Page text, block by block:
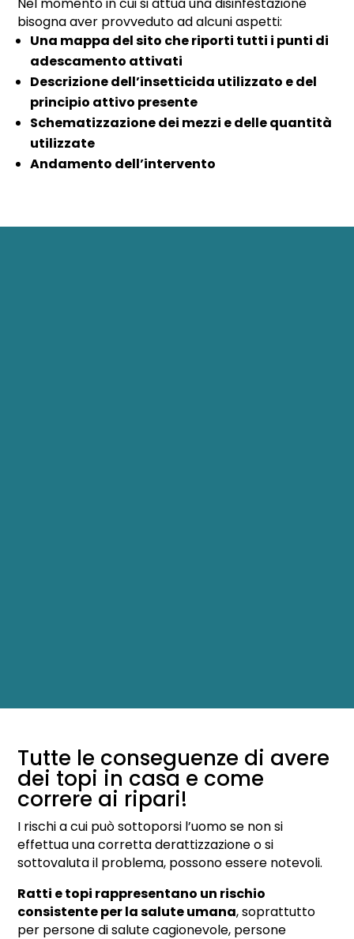
Nel momento in cui si attua una disinfestazione
bisogna aver provveduto ad alcuni aspetti:
Una mappa del sito che riporti tutti i punti di
adescamento attivati
Descrizione dell’insetticida utilizzato e del
principio attivo presente
Schematizzazione dei mezzi e delle quantità
utilizzate
Andamento dell’intervento
Tutte le conseguenze di avere
dei topi in casa e come
correre ai ripari!
I rischi a cui può sottoporsi l’uomo se non si
effettua una corretta derattizzazione o si
sottovaluta il problema, possono essere notevoli.
Ratti e topi rappresentano un rischio
consistente per la salute umana, soprattutto
per persone di salute cagionevole, persone